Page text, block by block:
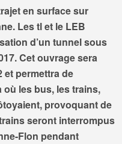
en surface sur
Les tl et le LEB
d’un tunnel sous
Cet ouvrage sera
et permettra de
les bus, les trains,
provoquant de
seront interrompus
Flon pendant